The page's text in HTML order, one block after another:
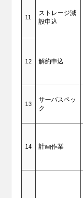
11
ストレージ減
設申込
12 解約申込
13
サーバスペッ
ク
14 計画作業